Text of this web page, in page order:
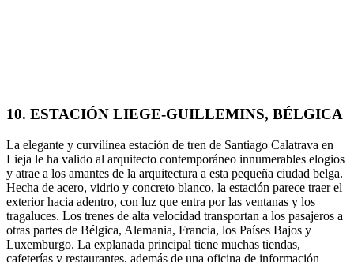
10. ESTACIÓN LIEGE-GUILLEMINS, BÉLGICA
La elegante y curvilínea estación de tren de Santiago Calatrava en
Lieja le ha valido al arquitecto contemporáneo innumerables elogios
y atrae a los amantes de la arquitectura a esta pequeña ciudad belga.
Hecha de acero, vidrio y concreto blanco, la estación parece traer el
exterior hacia adentro, con luz que entra por las ventanas y los
tragaluces. Los trenes de alta velocidad transportan a los pasajeros a
otras partes de Bélgica, Alemania, Francia, los Países Bajos y
Luxemburgo. La explanada principal tiene muchas tiendas,
cafeterías y restaurantes, además de una oficina de información